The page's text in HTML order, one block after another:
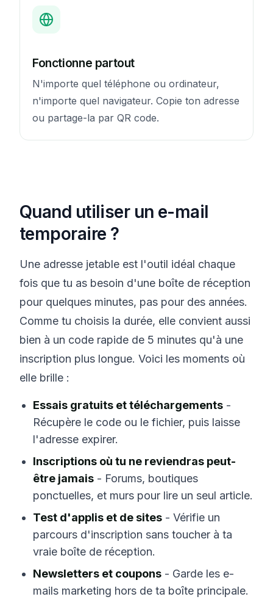
Fonctionne partout
N'importe quel téléphone ou ordinateur,
n'importe quel navigateur. Copie ton adresse
ou partage-la par QR code.
Quand utiliser un e-mail
temporaire ?
Une adresse jetable est l'outil idéal chaque
fois que tu as besoin d'une boîte de réception
pour quelques minutes, pas pour des années.
Comme tu choisis la durée, elle convient aussi
bien à un code rapide de 5 minutes qu'à une
inscription plus longue. Voici les moments où
elle brille :
Essais gratuits et téléchargements -
Récupère le code ou le fichier, puis laisse
l'adresse expirer.
Inscriptions où tu ne reviendras peut-
être jamais - Forums, boutiques
ponctuelles, et murs pour lire un seul article.
Test d'applis et de sites - Vérifie un
parcours d'inscription sans toucher à ta
vraie boîte de réception.
Newsletters et coupons - Garde les e-
mails marketing hors de ta boîte principale.